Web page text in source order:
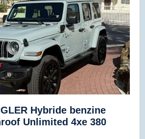
Hybride benzine
Unlimited 4xe 380